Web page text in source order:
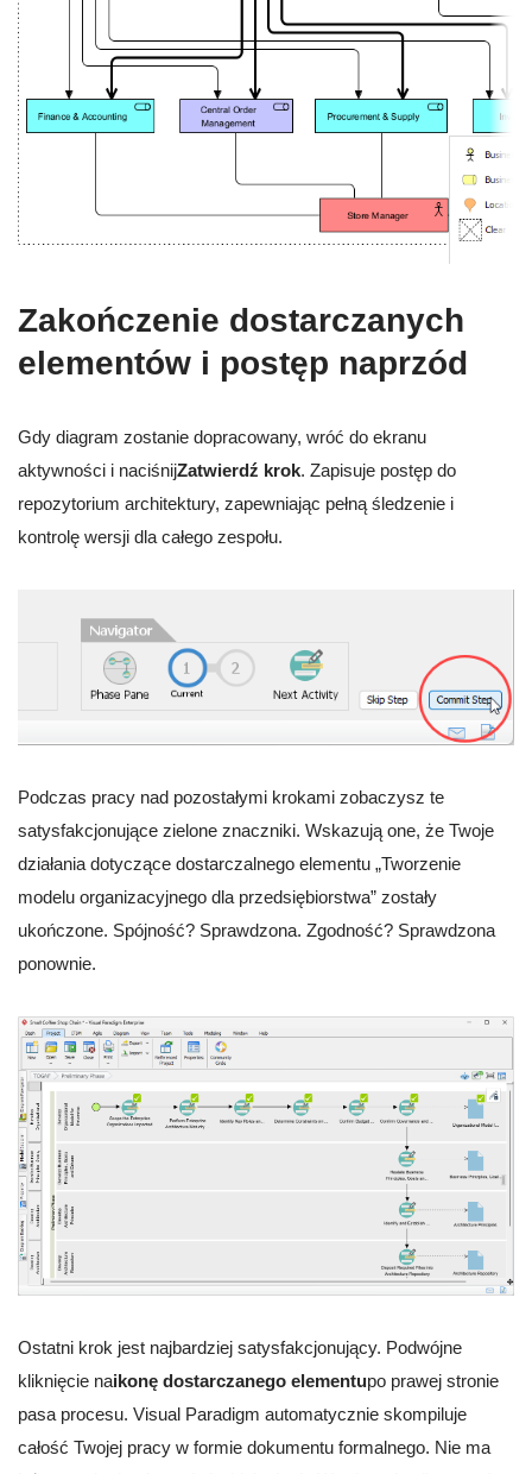
Zakończenie dostarczanych
elementów i postęp naprzód
Gdy diagram zostanie dopracowany, wróć do ekranu
aktywności i naciśnijZatwierdź krok. Zapisuje postęp do
repozytorium architektury, zapewniając pełną śledzenie i
kontrolę wersji dla całego zespołu.
Podczas pracy nad pozostałymi krokami zobaczysz te
satysfakcjonujące zielone znaczniki. Wskazują one, że Twoje
działania dotyczące dostarczalnego elementu „Tworzenie
modelu organizacyjnego dla przedsiębiorstwa” zostały
ukończone. Spójność? Sprawdzona. Zgodność? Sprawdzona
ponownie.
Ostatni krok jest najbardziej satysfakcjonujący. Podwójne
kliknięcie naikonę dostarczanego elementupo prawej stronie
pasa procesu. Visual Paradigm automatycznie skompiluje
całość Twojej pracy w formie dokumentu formalnego. Nie ma